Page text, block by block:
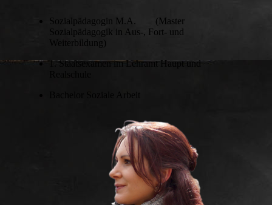
Sozialpädagogin M.A. (Master
Sozialpädagogik in Aus-, Fort- und
Weiterbildung)
1. Staatsexamen im Lehramt Haupt und